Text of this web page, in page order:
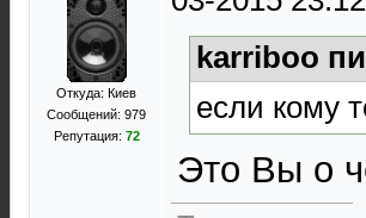
Откуда: Киев
Сообщений: 979
Репутация: 72
karriboo
если кому
Это Вы о